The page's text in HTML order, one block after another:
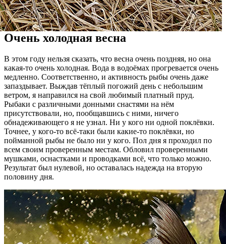
Очень холодная весна
В этом году нельзя сказать, что весна очень поздняя, но она
какая-то очень холодная. Вода в водоёмах прогревается очень
медленно. Соответственно, и активность рыбы очень даже
запаздывает. Выждав тёплый погожий день с небольшим
ветром, я направился на свой любимый платный пруд.
Рыбаки с различными донными снастями на нём
присутствовали, но, пообщавшись с ними, ничего
обнадеживающего я не узнал. Ни у кого ни одной поклёвки.
Точнее, у кого-то всё-таки были какие-то поклёвки, но
пойманной рыбы не было ни у кого. Пол дня я проходил по
всем своим проверенным местам. Обловил проверенными
мушками, оснастками и проводками всё, что только можно.
Результат был нулевой, но оставалась надежда на вторую
половину дня.